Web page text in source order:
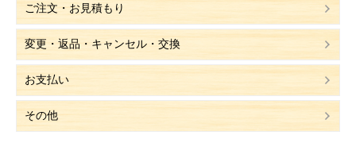
ご注文・お見積もり
変更・返品・キャンセル・交換
お支払い
その他